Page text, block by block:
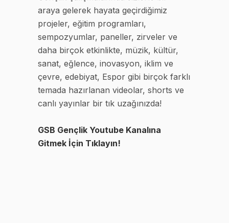
araya gelerek hayata geçirdiğimiz
projeler, eğitim programları,
sempozyumlar, paneller, zirveler ve
daha birçok etkinlikte, müzik, kültür,
sanat, eğlence, inovasyon, iklim ve
çevre, edebiyat, Espor gibi birçok farklı
temada hazırlanan videolar, shorts ve
canlı yayınlar bir tık uzağınızda!
GSB Gençlik Youtube Kanalına
Gitmek İçin Tıklayın!